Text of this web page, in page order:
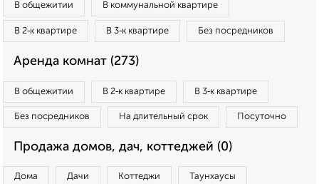
В общежитии В коммунальной квартире
В 2‑к квартире В 3‑к квартире Без посредников
Аренда комнат (273)
В общежитии В 2‑к квартире В 3‑к квартире
Без посредников На длительный срок Посуточно
Продажа домов, дач, коттеджей (0)
Дома Дачи Коттеджи Таунхаусы